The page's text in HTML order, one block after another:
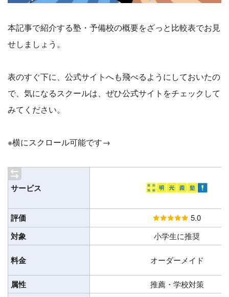
本記事で紹介する塾・予備校の概要をざっと比較表でお見
せしましょう。
表のすぐ下に、公式サイトへも飛べるようにしておいたの
で、気になるスクールは、ぜひ公式サイトをチェックして
みてください。
※横にスクロール可能です→
サービス
評価 5.0
対象 小学生に推奨
料金 オーダーメイド
属性 推薦・学校対策